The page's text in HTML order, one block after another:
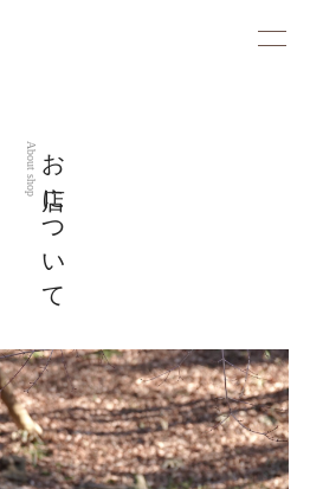
お店について
About shop